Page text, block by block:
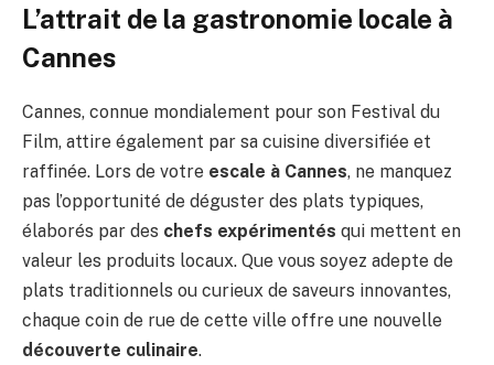
L’attrait de la gastronomie locale à
Cannes
Cannes, connue mondialement pour son Festival du
Film, attire également par sa cuisine diversifiée et
raffinée. Lors de votre escale à Cannes, ne manquez
pas l’opportunité de déguster des plats typiques,
élaborés par des chefs expérimentés qui mettent en
valeur les produits locaux. Que vous soyez adepte de
plats traditionnels ou curieux de saveurs innovantes,
chaque coin de rue de cette ville offre une nouvelle
découverte culinaire.